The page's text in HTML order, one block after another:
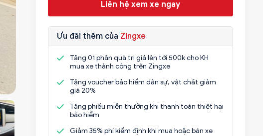
Liên hệ xem xe ngay
Ưu đãi thêm của Zingxe
Tặng 01 phần quà trị giá lên tới 500k cho KH
mua xe thành công trên Zingxe
Tặng voucher bảo hiểm dân sự, vật chất giảm
giá 20%
Tặng phiếu miễn thưởng khi thanh toán thiệt hại
bảo hiểm
Giảm 35% phí kiểm định khi mua hoặc bán xe